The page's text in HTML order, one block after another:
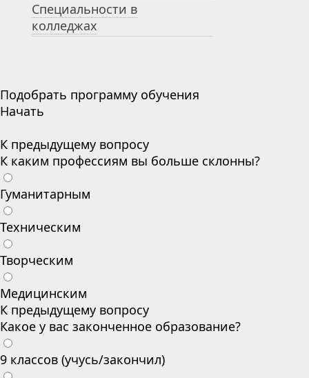
Специальности в
колледжах
Подобрать программу обучения
Начать
К предыдущему вопросу
К каким профессиям вы больше склонны?
Гуманитарным
Техническим
Творческим
Медицинским
К предыдущему вопросу
Какое у вас законченное образование?
9 классов (учусь/закончил)